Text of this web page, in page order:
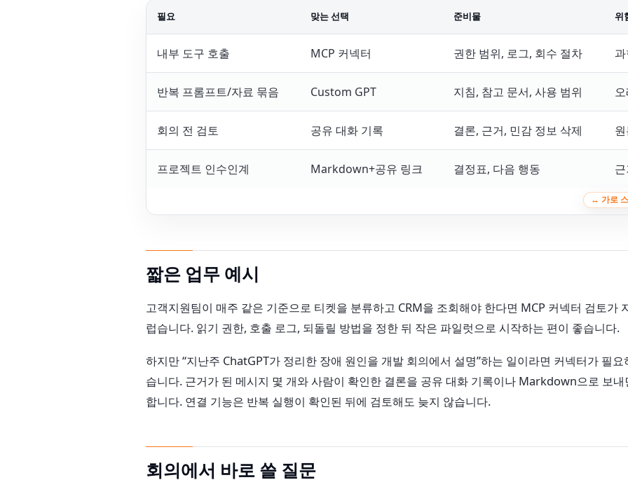
필요 맞는 선택 준비물 위
내부 도구 호출 MCP 커넥터 권한 범위, 로그, 회수 절차
반복 프롬프트/자료 묶음 Custom GPT 지침, 참고 문서, 사용 범위
회의 전 검토 공유 대화 기록 결론, 근거, 민감 정보 삭제
프로젝트 인수인계 Markdown+공유 링크 결정표, 다음 행동
짧은 업무 예시
고객지원팀이 매주 같은 기준으로 티켓을 분류하고 CRM을 조회해야 한다면 MCP 커넥터 검토가
럽습니다. 읽기 권한, 호출 로그, 되돌릴 방법을 정한 뒤 작은 파일럿으로 시작하는 편이 좋습니다.
하지만 “지난주 ChatGPT가 정리한 장애 원인을 개발 회의에서 설명”하는 일이라면 커넥터가 필요
습니다. 근거가 된 메시지 몇 개와 사람이 확인한 결론을 공유 대화 기록이나 Markdown으로 보내
합니다. 연결 기능은 반복 실행이 확인된 뒤에 검토해도 늦지 않습니다.
회의에서 바로 쓸 질문